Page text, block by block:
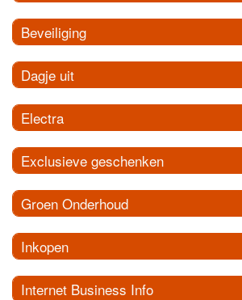
Beveiliging
Dagje uit
Electra
Exclusieve geschenken
Groen Onderhoud
Inkopen
Internet Business Info